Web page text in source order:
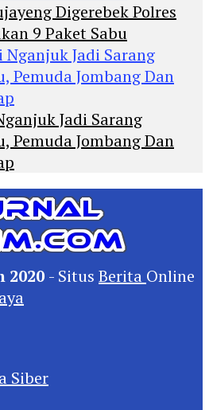
Digerebek Polres
9 Paket Sabu
Jadi Sarang
Pemuda Jombang Dan
2020 - Situs Berita Online
Siber